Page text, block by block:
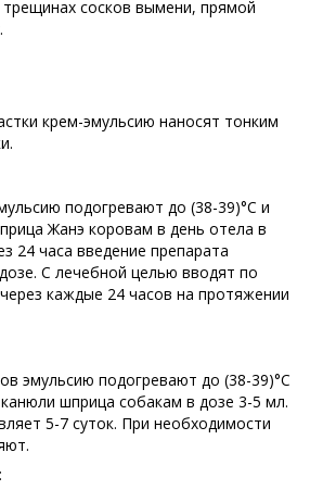
сосков вымени, прямой
крем-эмульсию наносят тонким
подогревают до (38-39)°С и
Жанэ коровам в день отела в
24 часа введение препарата
С лечебной целью вводят по
каждые 24 часов на протяжении
эмульсию подогревают до (38-39)°С
шприца собакам в дозе 3-5 мл.
5-7 суток. При необходимости